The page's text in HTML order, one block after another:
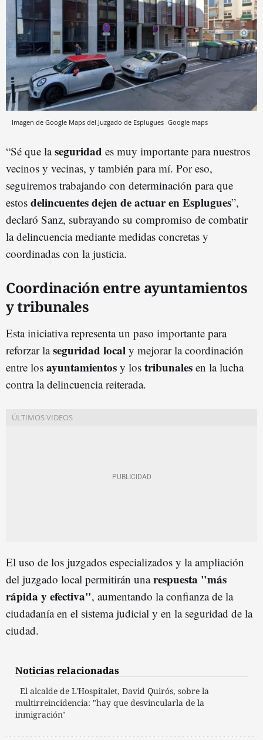
Imagen de Google Maps del Juzgado de Esplugues Google maps
“Sé que laseguridad es muy importante para nuestros
vecinos y vecinas, y también para mí. Por eso,
seguiremos trabajando con determinación para que
estos delincuentes dejen de actuar en Esplugues”,
declaró Sanz, subrayando su compromiso de combatir
la delincuencia mediante medidas concretas y
coordinadas con la justicia.
Coordinación entre ayuntamientos
y tribunales
Esta iniciativa representa un paso importante para
reforzar laseguridad local y mejorar la coordinación
entre los ayuntamientos y los tribunales en la lucha
contra la delincuencia reiterada.
El uso de los juzgados especializados y la ampliación
del juzgado local permitirán unarespuesta "más
rápida y efectiva", aumentando la confianza de la
ciudadanía en el sistema judicial y en la seguridad de la
ciudad.
Noticias relacionadas
El alcalde de L'Hospitalet, David Quirós, sobre la
multirreincidencia: "hay que desvincularla de la
inmigración"